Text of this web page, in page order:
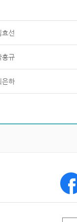
효선
홍규
은하